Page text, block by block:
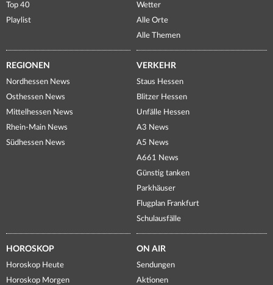
Top 40
Playlist
Wetter
Alle Orte
Alle Themen
REGIONEN
Nordhessen News
Osthessen News
Mittelhessen News
Rhein-Main News
Südhessen News
VERKEHR
Staus Hessen
Blitzer Hessen
Unfälle Hessen
A3 News
A5 News
A661 News
Günstig tanken
Parkhäuser
Flugplan Frankfurt
Schulausfälle
HOROSKOP
Horoskop Heute
Horoskop Morgen
ON AIR
Sendungen
Aktionen